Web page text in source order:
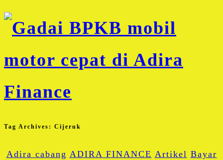
Tag Archives: Cijeruk
Adira cabang ADIRA FINANCE Artikel Bayar